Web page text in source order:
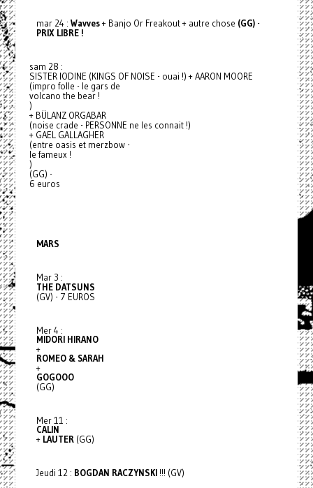
mar 24 : Wavves+ Banjo Or Freakout + autre chose (GG)-
PRIX LIBRE !
sam 28 :
SISTER IODINE (KINGS OF NOISE - ouai !) + AARON MOORE
(impro folle - le gars de
volcano the bear !
)
+ BÜLANZ ORGABAR
(noise crade - PERSONNE ne les connait !)
+ GAEL GALLAGHER
(entre oasis et merzbow -
le fameux !
)
(GG) -
6 euros
MARS
Mar 3 :
THE DATSUNS
(GV) - 7 EUROS
Mer 4 :
MIDORI HIRANO
+
ROMEO & SARAH
+
GOGOOO
(GG)
Mer 11 :
CALIN
+ LAUTER(GG)
Jeudi 12 : BOGDAN RACZYNSKI!!! (GV)